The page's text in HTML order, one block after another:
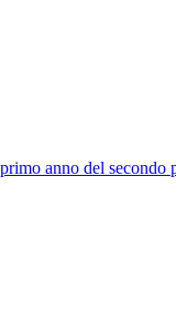
anno del secondo